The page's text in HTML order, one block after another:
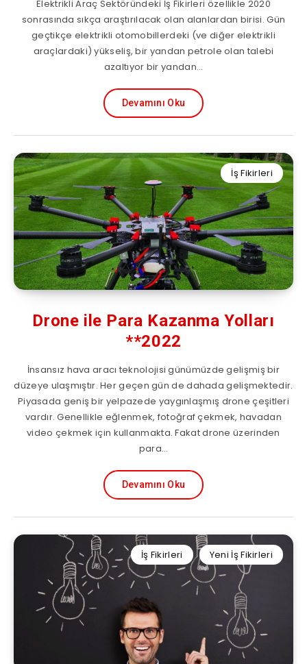
Elektrikli Araç Sektöründeki İş Fikirleri özellikle 2020
sonrasında sıkça araştırılacak olan alanlardan birisi. Gün
geçtikçe elektrikli otomobillerdeki (ve diğer elektrikli
araçlardaki) yükseliş, bir yandan petrole olan talebi
azaltıyor bir yandan…
Devamını Oku
İş Fikirleri
Drone ile Para Kazanma Yolları
**2022
İnsansız hava aracı teknolojisi günümüzde gelişmiş bir
düzeye ulaşmıştır. Her geçen gün de dahada gelişmektedir.
Piyasada geniş bir yelpazede yaygınlaşmış drone çeşitleri
vardır. Genellikle eğlenmek, fotoğraf çekmek, havadan
video çekmek için kullanmakta. Fakat drone üzerinden
para…
Devamını Oku
İş Fikirleri Yeni İş Fikirleri